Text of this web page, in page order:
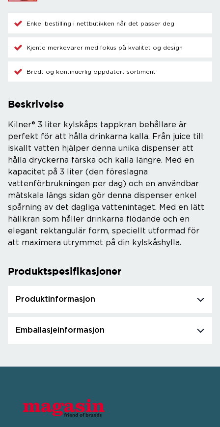
Enkel bestilling i nettbutikken når det passer deg
Kjente merkevarer med fokus på kvalitet og design
Bredt og kontinuerlig oppdatert sortiment
Beskrivelse
Kilner® 3 liter kylskåps tappkran behållare är
perfekt för att hålla drinkarna kalla. Från juice till
iskallt vatten hjälper denna unika dispenser att
hålla dryckerna färska och kalla längre. Med en
kapacitet på 3 liter (den föreslagna
vattenförbrukningen per dag) och en användbar
mätskala längs sidan gör denna dispenser enkel
spårning av det dagliga vattenintaget. Med en lätt
hällkran som håller drinkarna flödande och en
elegant rektangulär form, speciellt utformad för
att maximera utrymmet på din kylskåshylla.
Produktspesifikasjoner
Produktinformasjon
Emballasjeinformasjon